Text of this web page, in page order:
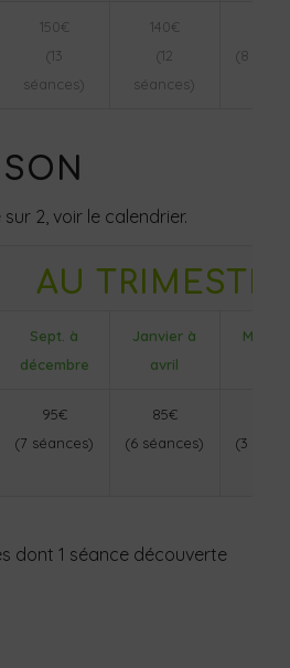
150€
(13
séances)
140€
(12
séances)
(8
2, voir le calendrier.
AU
Sept. à
décembre
Janvier à
avril
Mai à
95€
(7 séances)
85€
(6 séances)
(3
dont 1 séance découverte